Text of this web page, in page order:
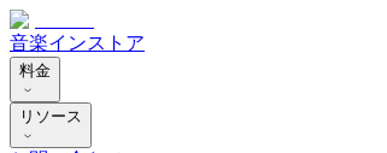
音楽インストア
料金
リソース